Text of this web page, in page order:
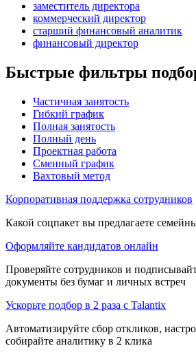
заместитель директора
коммерческий директор
старший финансовый аналитик
финансовый директор
Быстрые фильтры
Частичная занятость
Гибкий график
Полная занятость
Полный день
Проектная работа
Сменный график
Вахтовый метод
Корпоративная поддержка сотрудников
Какой соцпакет вы предлагаете
Оформляйте кандидатов онлайн
Проверяйте сотрудников и
документы без бумаг и личных встреч
Ускорьте подбор в 2 раза с Talantix
Автоматизируйте сбор откликов,
собирайте аналитику в 2 клика